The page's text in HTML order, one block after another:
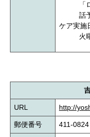
話
ケア実施
火
URL http://
郵便番号 411-0824